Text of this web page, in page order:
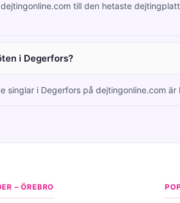
till den hetaste
i Degerfors?
singlar i Degerfors på dejtingonline.com är
– ÖREBRO